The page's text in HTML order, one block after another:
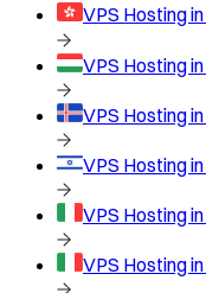
VPS Hosting in
VPS Hosting in
VPS Hosting in
VPS Hosting in
VPS Hosting in
VPS Hosting in